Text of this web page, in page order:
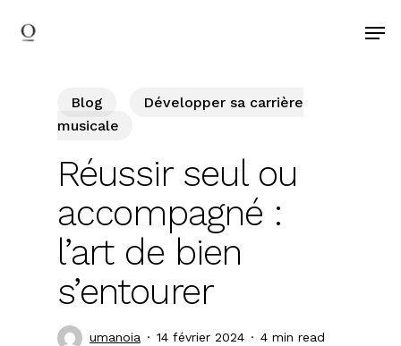
Blog
Développer sa carrière
musicale
Réussir seul ou
accompagné :
l’art de bien
s’entourer
umanoia 14 février 2024 4 min read